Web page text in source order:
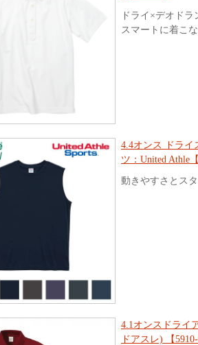
ドライ×デオドラ
スマートに着こ
4.4オンス ドライ
ツ：United Athle【
動きやすさとス
4.1オンスドライ
ドアスレ) 【5910-